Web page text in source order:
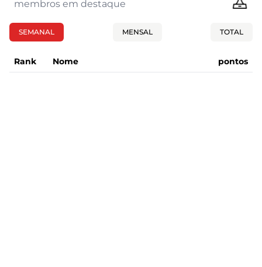
membros em destaque
SEMANAL MENSAL TOTAL
Rank Nome pontos